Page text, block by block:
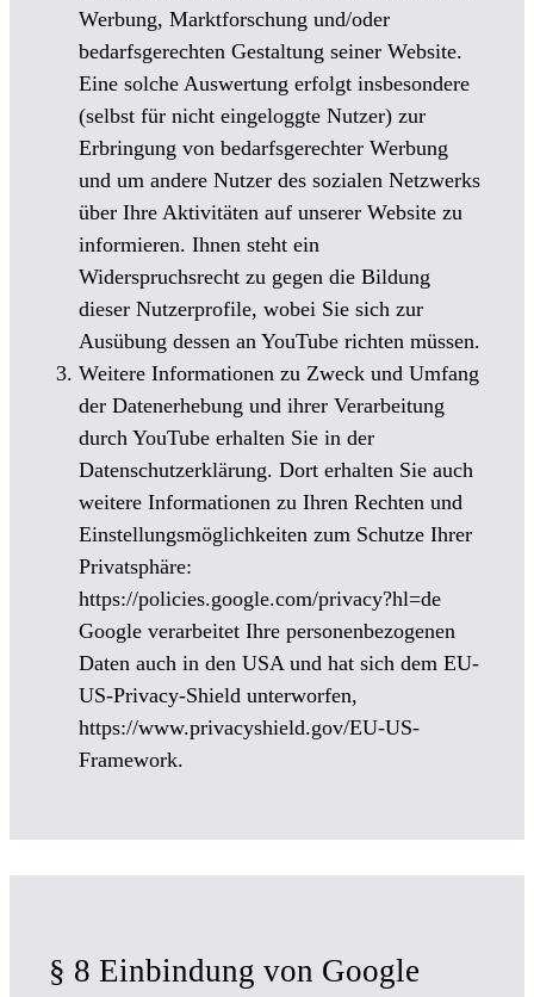
Werbung, Marktforschung und/oder
bedarfsgerechten Gestaltung seiner Website.
Eine solche Auswertung erfolgt insbesondere
(selbst für nicht eingeloggte Nutzer) zur
Erbringung von bedarfsgerechter Werbung
und um andere Nutzer des sozialen Netzwerks
über Ihre Aktivitäten auf unserer Website zu
informieren. Ihnen steht ein
Widerspruchsrecht zu gegen die Bildung
dieser Nutzerprofile, wobei Sie sich zur
Ausübung dessen an YouTube richten müssen.
Weitere Informationen zu Zweck und Umfang
der Datenerhebung und ihrer Verarbeitung
durch YouTube erhalten Sie in der
Datenschutzerklärung. Dort erhalten Sie auch
weitere Informationen zu Ihren Rechten und
Einstellungsmöglichkeiten zum Schutze Ihrer
Privatsphäre:
https://policies.google.com/privacy?hl=de
Google verarbeitet Ihre personenbezogenen
Daten auch in den USA und hat sich dem EU-
US-Privacy-Shield unterworfen,
https://www.privacyshield.gov/EU-US-
Framework.
§ 8 Einbindung von Google